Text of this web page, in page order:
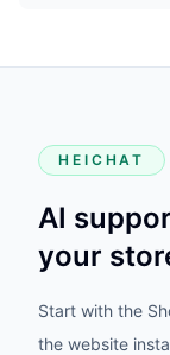
HEICHAT
AI
your
Start with the
the website